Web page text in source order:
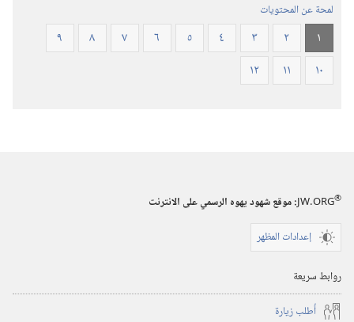
٢٠١٩)‏
لمحة عن المحتويات
١ ٢ ٣ ٤ ٥ ٦ ٧ ٨
٩
١٠
١١ ١٢
JW.ORG®
:‏ موقع شهود يهوه الرسمي على الانترنت
إعدادات المظهر
روابط سريعة
أُطلب زيارة